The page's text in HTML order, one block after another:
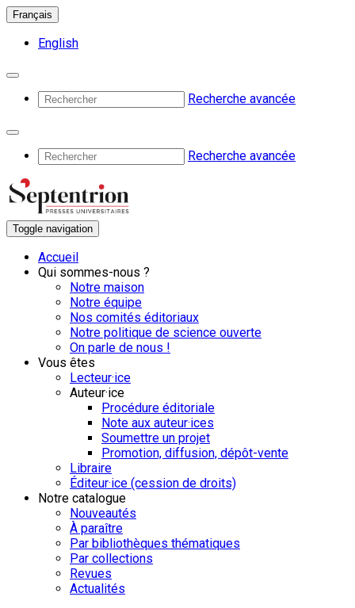
Français
English
Recherche avancée
Recherche avancée
Toggle navigation
Accueil
Qui sommes-nous ?
Notre maison
Notre équipe
Nos comités éditoriaux
Notre politique de science ouverte
On parle de nous !
Vous êtes
Lecteur·ice
Auteur·ice
Procédure éditoriale
Note aux auteur·ices
Soumettre un projet
Promotion, diffusion, dépôt-vente
Libraire
Éditeur·ice (cession de droits)
Notre catalogue
Nouveautés
À paraître
Par bibliothèques thématiques
Par collections
Revues
Actualités